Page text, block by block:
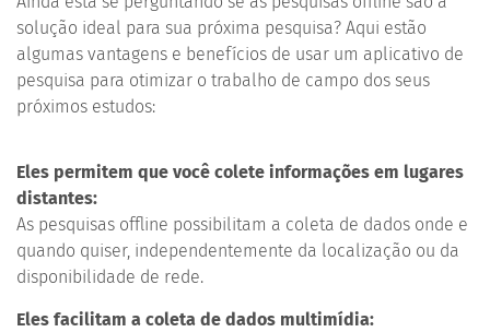
solução ideal para sua próxima pesquisa? Aqui estão
algumas vantagens e benefícios de usar um aplicativo de
pesquisa para otimizar o trabalho de campo dos seus
próximos estudos:
Eles permitem que você colete informações em lugares
distantes:
As pesquisas offline possibilitam a coleta de dados onde e
quando quiser, independentemente da localização ou da
disponibilidade de rede.
Eles facilitam a coleta de dados multimídia: